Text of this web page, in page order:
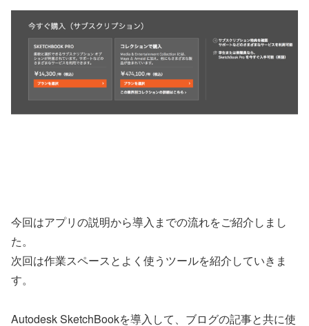
今回はアプリの説明から導入までの流れをご紹介しまし
た。
次回は作業スペースとよく使うツールを紹介していきま
す。
Autodesk SketchBookを導入して、ブログの記事と共に使